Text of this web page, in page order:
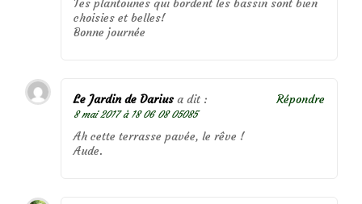
choisies et belles!
Bonne journée
Le Jardin de Darius a dit :
8 mai 2017 à 18 06 08 05085
Ah cette terrasse pavée, le rêve !
Aude.
Répondre